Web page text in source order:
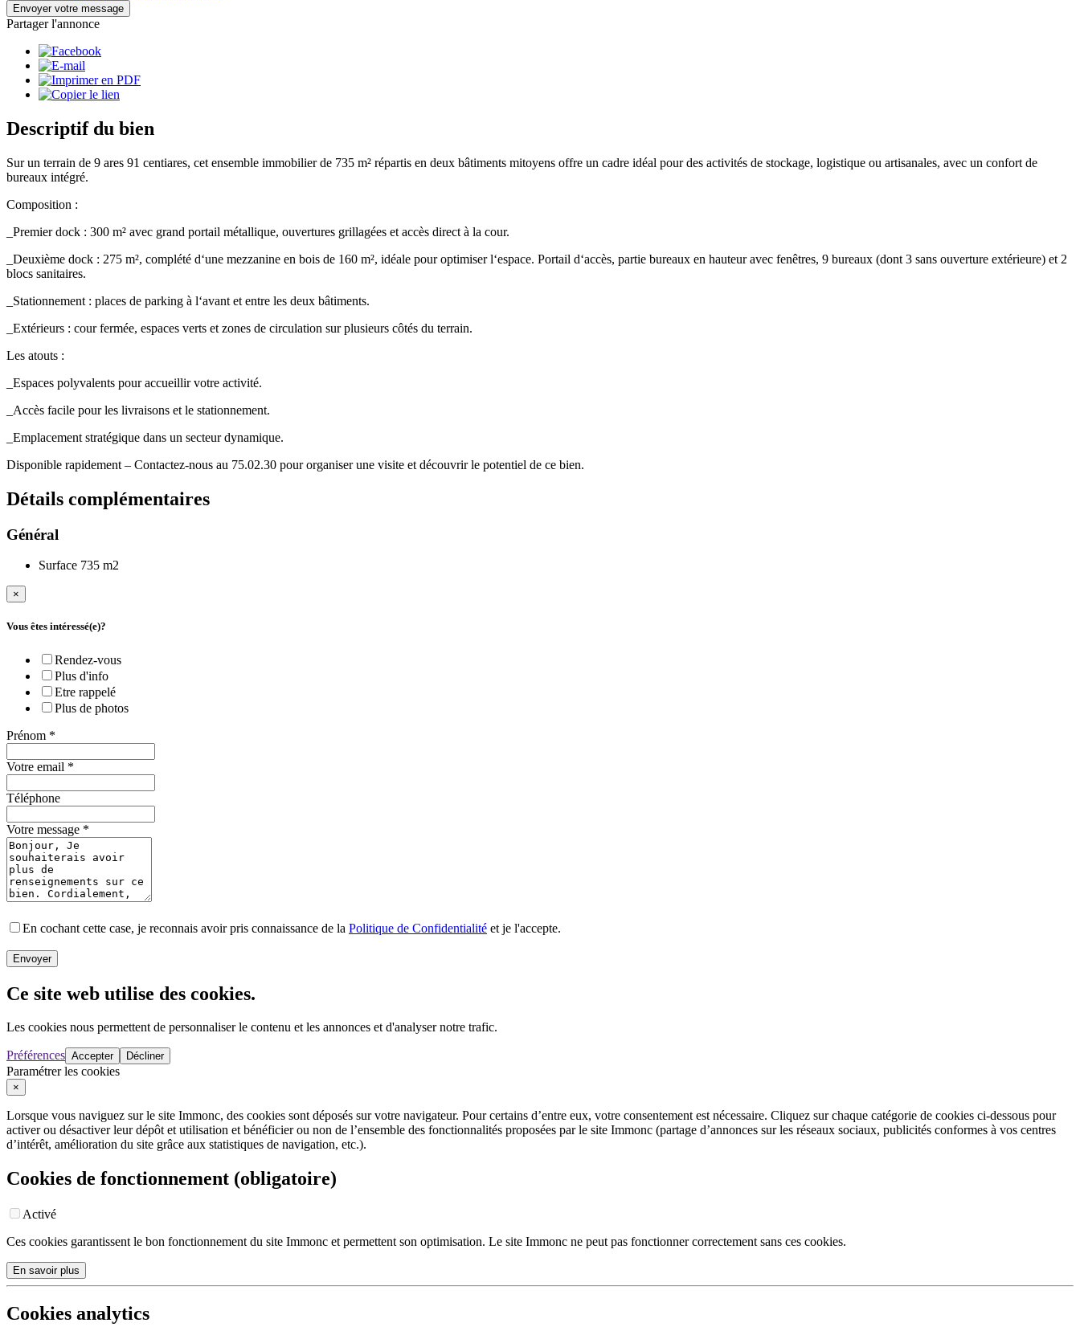
Envoyer votre message
Partager l'annonce
Descriptif du bien
Sur un terrain de 9 ares 91 centiares, cet ensemble immobilier de 735 m² répartis en deux bâtiments mitoyens offre un cadre idéal pour des activités de stockage, logistique ou artisanales, avec un confort de
bureaux intégré.
Composition :
_Premier dock : 300 m² avec grand portail métallique, ouvertures grillagées et accès direct à la cour.
_Deuxième dock : 275 m², complété d‘une mezzanine en bois de 160 m², idéale pour optimiser l‘espace. Portail d‘accès, partie bureaux en hauteur avec fenêtres, 9 bureaux (dont 3 sans ouverture extérieure) et 2
blocs sanitaires.
_Stationnement : places de parking à l‘avant et entre les deux bâtiments.
_Extérieurs : cour fermée, espaces verts et zones de circulation sur plusieurs côtés du terrain.
Les atouts :
_Espaces polyvalents pour accueillir votre activité.
_Accès facile pour les livraisons et le stationnement.
_Emplacement stratégique dans un secteur dynamique.
Disponible rapidement – Contactez-nous au 75.02.30 pour organiser une visite et découvrir le potentiel de ce bien.
Détails complémentaires
Général
Surface 735 m2
×
Vous êtes intéressé(e)?
Rendez-vous
Plus d'info
Etre rappelé
Plus de photos
Prénom *
Votre email *
Téléphone
Votre message *
En cochant cette case, je reconnais avoir pris connaissance de la Politique de Confidentialité et je l'accepte.
Envoyer
Ce site web utilise des cookies.
Les cookies nous permettent de personnaliser le contenu et les annonces et d'analyser notre trafic.
Préférences Accepter Décliner
Paramétrer les cookies
×
Lorsque vous naviguez sur le site Immonc, des cookies sont déposés sur votre navigateur. Pour certains d’entre eux, votre consentement est nécessaire. Cliquez sur chaque catégorie de cookies ci-dessous pour
activer ou désactiver leur dépôt et utilisation et bénéficier ou non de l’ensemble des fonctionnalités proposées par le site Immonc (partage d’annonces sur les réseaux sociaux, publicités conformes à vos centres
d’intérêt, amélioration du site grâce aux statistiques de navigation, etc.).
Cookies de fonctionnement (obligatoire)
Activé
Ces cookies garantissent le bon fonctionnement du site Immonc et permettent son optimisation. Le site Immonc ne peut pas fonctionner correctement sans ces cookies.
En savoir plus
Cookies analytics